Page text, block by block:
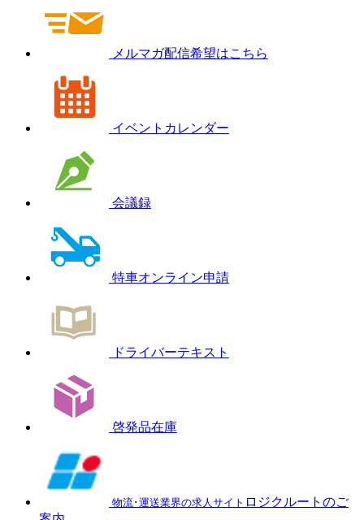
メルマガ配信希望はこちら
イベントカレンダー
会議録
特車オンライン申請
ドライバーテキスト
啓発品在庫
物流･運送業界の求人サイト ロジクルートのご